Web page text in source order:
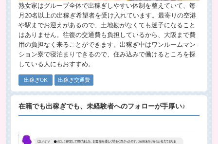
熟女家はグループ全体で出稼ぎしやすい体制を整えていて、毎
月20名以上の出稼ぎ希望者を受け入れています。最寄りの空港
や駅までお迎えがあるので、土地勘がなくても迷子になること
はありません。往復の交通費も負担しているから、大阪まで費
用の負担なく来ることができます。出稼ぎ中はワンルームマン
ション寮で寝泊まりできるので、住み込みで働けるところを探
している人にもおすすめ。
出稼ぎOK 出稼ぎ交通費
在籍でも出稼ぎでも、未経験者へのフォローが手厚い♪